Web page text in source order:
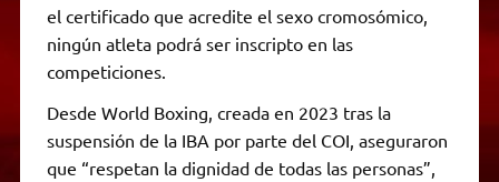
el certificado que acredite el sexo cromosómico,
ningún atleta podrá ser inscripto en las
competiciones.
Desde World Boxing, creada en 2023 tras la
suspensión de la IBA por parte del COI, aseguraron
que “respetan la dignidad de todas las personas”,